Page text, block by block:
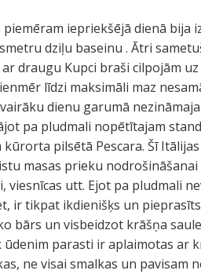
iepriekšējā dienā bija
dziļu baseinu . Ātri
draugu Kupci braši cilpojām
līdzi maksimāli maz
dienu garumā
pa pludmali nopētītajam
pilsētā Pescara. Šī
masas prieku
utt. Ejot pa pludmali
ir tikpat ikdienišķs un
bārs un visbeidzot krāšņa
parasti ir aplaimotas ar
ne visai smalkas un pavisam